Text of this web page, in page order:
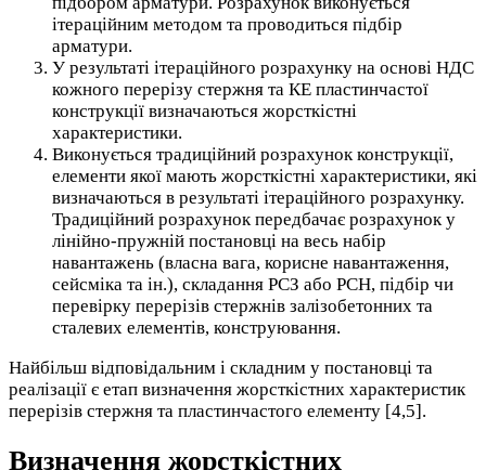
ітераційним методом та проводиться підбір
арматури.
У результаті ітераційного розрахунку на основі НДС
кожного перерізу стержня та КЕ пластинчастої
конструкції визначаються жорсткістні
характеристики.
Виконується традиційний розрахунок конструкції,
елементи якої мають жорсткістні характеристики, які
визначаються в результаті ітераційного розрахунку.
Традиційний розрахунок передбачає розрахунок у
лінійно-пружній постановці на весь набір
навантажень (власна вага, корисне навантаження,
сейсміка та ін.), складання РСЗ або РСН, підбір чи
перевірку перерізів стержнів залізобетонних та
сталевих елементів, конструювання.
Найбільш відповідальним і складним у постановці та
реалізації є етап визначення жорсткістних характеристик
перерізів стержня та пластинчастого елементу [4,5].
Визначення жорсткістних